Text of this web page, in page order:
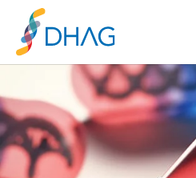
Zum Hauptinhalt springen
Skip to page footer